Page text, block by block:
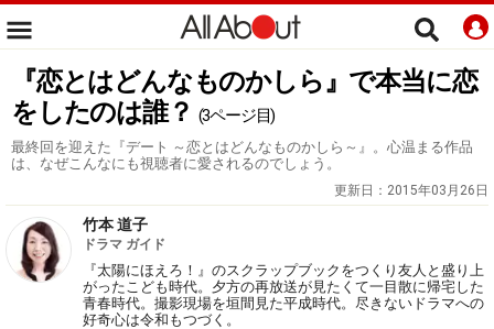
『恋とはどんなものかしら』で本当に恋
をしたのは誰？ (3ページ目)
最終回を迎えた『デート ～恋とはどんなものかしら～』。心温まる作品
は、なぜこんなにも視聴者に愛されるのでしょう。
更新日： 2015年03月26日
竹本 道子
ドラマ ガイド
『太陽にほえろ！』のスクラップブックをつくり友人と盛り上
がったこども時代。夕方の再放送が見たくて一目散に帰宅した
青春時代。撮影現場を垣間見た平成時代。尽きないドラマへの
好奇心は令和もつづく。